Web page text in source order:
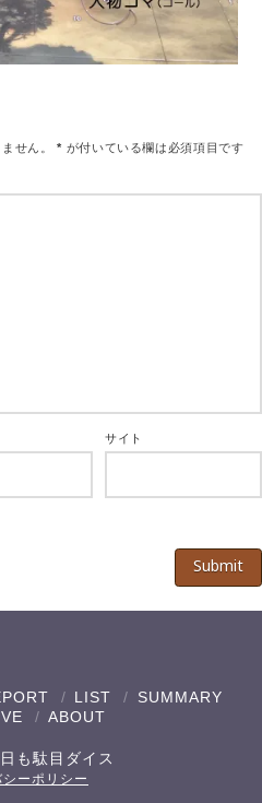
せん。 * が付いている欄は必須項目です
サイト
LIST
SUMMARY
ABOUT
も駄目ダイス
ーポリシー